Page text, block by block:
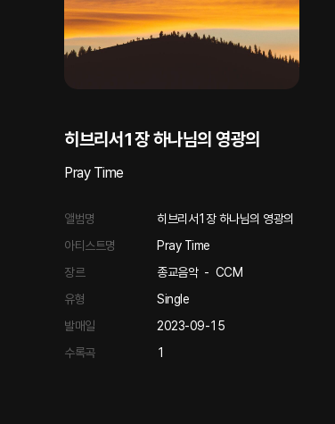
히브리서1장 하나님의 영광의
Pray Time
앨범명
히브리서1장 하나님의 영광의
아티스트명
Pray Time
장르
종교음악- CCM
유형
Single
발매일
2023-09-15
수록곡
1